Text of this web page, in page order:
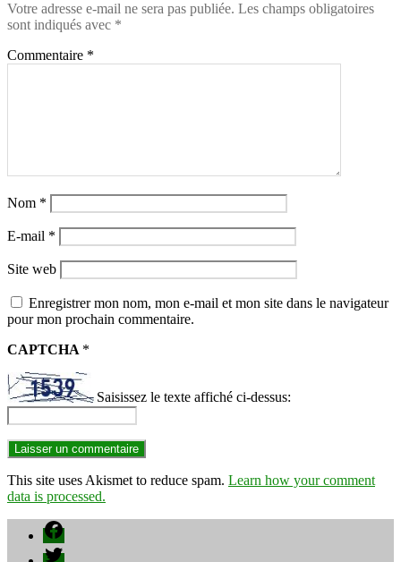
Votre adresse e-mail ne sera pas publiée. Les champs obligatoires
sont indiqués avec *
Commentaire *
Nom *
E-mail *
Site web
Enregistrer mon nom, mon e-mail et mon site dans le navigateur
pour mon prochain commentaire.
CAPTCHA *
Saisissez le texte affiché ci-dessus:
This site uses Akismet to reduce spam. Learn how your comment
data is processed.
Facebook
Twitter